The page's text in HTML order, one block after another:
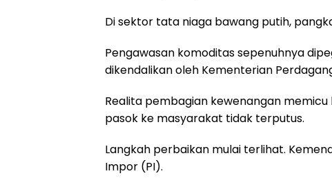
Di sektor tata niaga bawang putih,
Pengawasan komoditas sepenuhnya
dikendalikan oleh Kementerian
Realita pembagian kewenangan
pasok ke masyarakat tidak terputus.
Langkah perbaikan mulai terlihat.
Impor (PI).